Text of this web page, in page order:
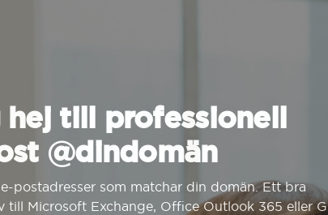
hej till professionell
@dindomän
postadresser som matchar din domän. Ett bra
till Microsoft Exchange, Office Outlook 365 eller G